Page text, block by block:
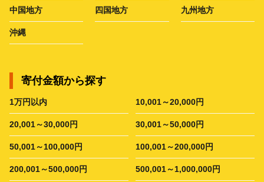
中国地方 四国地方 九州地方
沖縄
寄付金額から探す
1万円以内 10,001～20,000円
20,001～30,000円 30,001～50,000円
50,001～100,000円 100,001～200,000円
200,001～500,000円 500,001～1,000,000円